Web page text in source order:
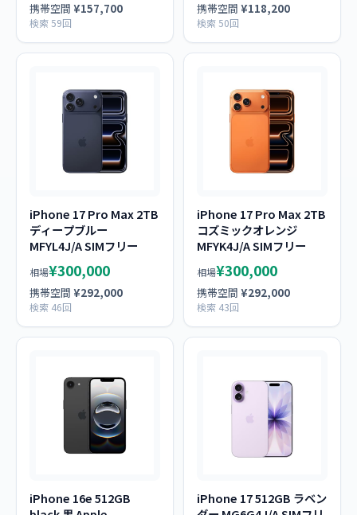
携帯空間 ¥157,700
検索 59回
携帯空間 ¥118,200
検索 50回
iPhone 17 Pro Max 2TB
ディープブルー
MFYL4J/A SIMフリー
相場¥300,000
携帯空間 ¥292,000
検索 46回
iPhone 17 Pro Max 2TB
コズミックオレンジ
MFYK4J/A SIMフリー
相場¥300,000
携帯空間 ¥292,000
検索 43回
iPhone 16e 512GB
iPhone 17 512GB ラベン